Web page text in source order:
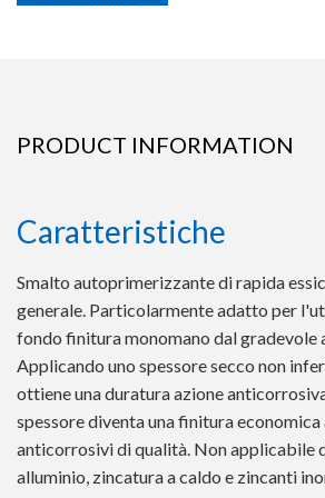
PRODUCT INFORMATION
Caratteristiche
Smalto autoprimerizzante di rapida
generale. Particolarmente adatto per
fondo finitura monomano dal gradevole
Applicando uno spessore secco non
ottiene una duratura azione
spessore diventa una finitura
anticorrosivi di qualità. Non applicabile
alluminio, zincatura a caldo e zincanti